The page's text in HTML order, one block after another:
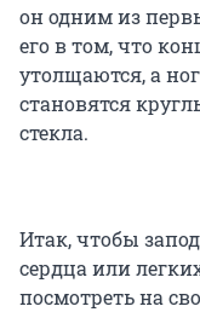
он одним из
его в том, что
утолщаются, а
становятся
стекла.
Итак, чтобы
сердца или
посмотреть на